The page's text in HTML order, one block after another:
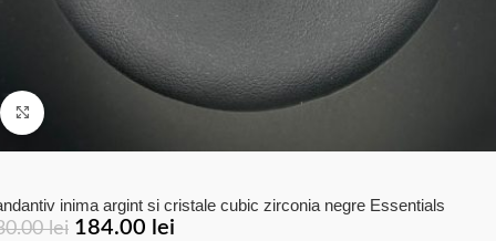
inima argint si cristale cubic zirconia negre Essentials
lei 184.00 lei